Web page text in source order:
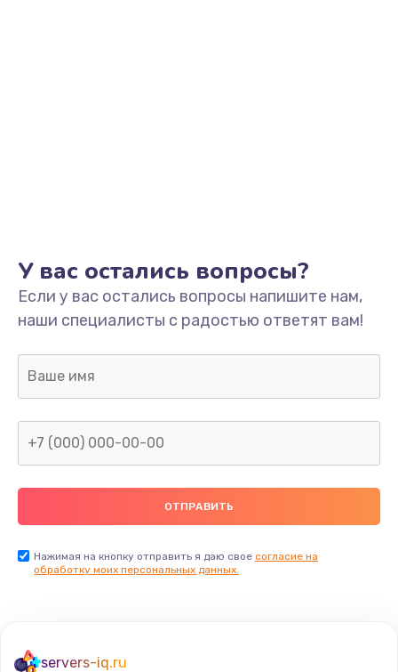
Замена стекла
990 руб.
Заказать
Замена датчика приближения
890 руб.
Заказать
У вас остались вопросы?
Если у вас остались вопросы напишите нам,
наши специалисты с радостью ответят вам!
Нажимая на кнопку отправить я даю свое согласие на
обработку моих персональных данных.
servers-iq.ru